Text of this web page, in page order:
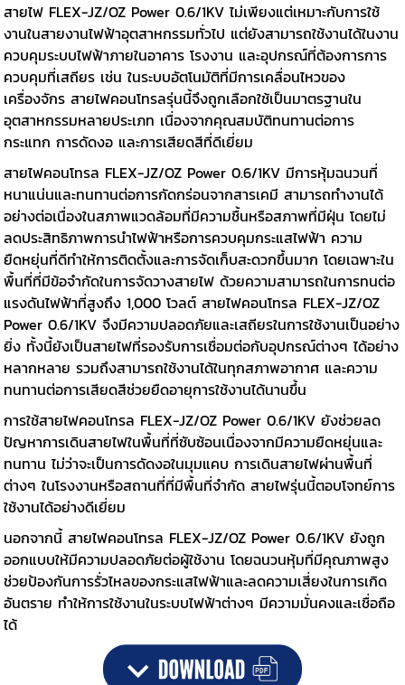
สายไฟ FLEX-JZ/OZ Power 0.6/1KV ไม่เพียงแต่เหมาะกับการใช้
งานในสายงานไฟฟ้าอุตสาหกรรมทั่วไป แต่ยังสามารถใช้งานได้ในงาน
ควบคุมระบบไฟฟ้าภายในอาคาร โรงงาน และอุปกรณ์ที่ต้องการการ
ควบคุมที่เสถียร เช่น ในระบบอัตโนมัติที่มีการเคลื่อนไหวของ
เครื่องจักร สายไฟคอนโทรลรุ่นนี้จึงถูกเลือกใช้เป็นมาตรฐานใน
อุตสาหกรรมหลายประเภท เนื่องจากคุณสมบัติทนทานต่อการ
กระแทก การดัดงอ และการเสียดสีที่ดีเยี่ยม
สายไฟคอนโทรล FLEX-JZ/OZ Power 0.6/1KV มีการหุ้มฉนวนที่
หนาแน่นและทนทานต่อการกัดกร่อนจากสารเคมี สามารถทำงานได้
อย่างต่อเนื่องในสภาพแวดล้อมที่มีความชื้นหรือสภาพที่มีฝุ่น โดยไม่
ลดประสิทธิภาพการนำไฟฟ้าหรือการควบคุมกระแสไฟฟ้า ความ
ยืดหยุ่นที่ดีทำให้การติดตั้งและการจัดเก็บสะดวกขึ้นมาก โดยเฉพาะใน
พื้นที่ที่มีข้อจำกัดในการจัดวางสายไฟ ด้วยความสามารถในการทนต่อ
แรงดันไฟฟ้าที่สูงถึง 1,000 โวลต์ สายไฟคอนโทรล FLEX-JZ/OZ
Power 0.6/1KV จึงมีความปลอดภัยและเสถียรในการใช้งานเป็นอย่าง
ยิ่ง ทั้งนี้ยังเป็นสายไฟที่รองรับการเชื่อมต่อกับอุปกรณ์ต่างๆ ได้อย่าง
หลากหลาย รวมถึงสามารถใช้งานได้ในทุกสภาพอากาศ และความ
ทนทานต่อการเสียดสีช่วยยืดอายุการใช้งานได้นานขึ้น
การใช้สายไฟคอนโทรล FLEX-JZ/OZ Power 0.6/1KV ยังช่วยลด
ปัญหาการเดินสายไฟในพื้นที่ที่ซับซ้อนเนื่องจากมีความยืดหยุ่นและ
ทนทาน ไม่ว่าจะเป็นการดัดงอในมุมแคบ การเดินสายไฟผ่านพื้นที่
ต่างๆ ในโรงงานหรือสถานที่ที่มีพื้นที่จำกัด สายไฟรุ่นนี้ตอบโจทย์การ
ใช้งานได้อย่างดีเยี่ยม
นอกจากนี้ สายไฟคอนโทรล FLEX-JZ/OZ Power 0.6/1KV ยังถูก
ออกแบบให้มีความปลอดภัยต่อผู้ใช้งาน โดยฉนวนหุ้มที่มีคุณภาพสูง
ช่วยป้องกันการรั่วไหลของกระแสไฟฟ้าและลดความเสี่ยงในการเกิด
อันตราย ทำให้การใช้งานในระบบไฟฟ้าต่างๆ มีความมั่นคงและเชื่อถือ
ได้